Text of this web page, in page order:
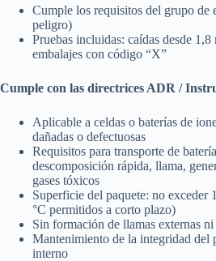
Cumple los requisitos del grupo de
peligro)
Pruebas incluidas: caídas desde
embalajes con código “X”
Cumple con las directrices ADR /
Aplicable a celdas o baterías de
dañadas o defectuosas
Requisitos para transporte de
descomposición rápida, llama,
gases tóxicos
Superficie del paquete: no exceder
°C permitidos a corto plazo)
Sin formación de llamas externas
Mantenimiento de la integridad del
interno